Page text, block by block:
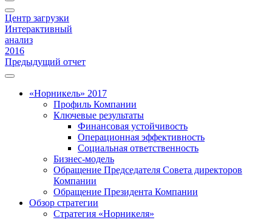
Центр загрузки
Интерактивный
анализ
2016
Предыдущий отчет
«Норникель» 2017
Профиль Компании
Ключевые результаты
Финансовая устойчивость
Операционная эффективность
Социальная ответственность
Бизнес-модель
Обращение Председателя Совета директоров
Компании
Обращение Президента Компании
Обзор стратегии
Стратегия «Норникеля»